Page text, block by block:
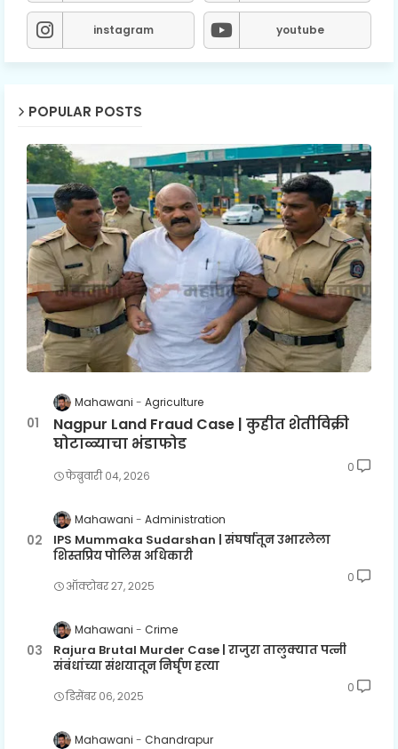
instagram youtube
POPULAR POSTS
Mahawani Agriculture
Nagpur Land Fraud Case | कुहीत शेतीविक्री
घोटाळ्याचा भंडाफोड
फेब्रुवारी ०४, २०२६
0
Mahawani Administration
IPS Mummaka Sudarshan | संघर्षातून उभारलेला
शिस्तप्रिय पोलिस अधिकारी
ऑक्टोबर २७, २०२५
0
Mahawani Crime
Rajura Brutal Murder Case | राजुरा तालुक्यात पत्नी
संबंधांच्या संशयातून निर्घृण हत्या
डिसेंबर ०६, २०२५
0
Mahawani Chandrapur